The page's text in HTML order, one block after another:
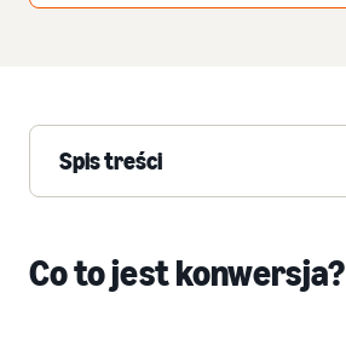
Spis treści
Co to jest konwersja?